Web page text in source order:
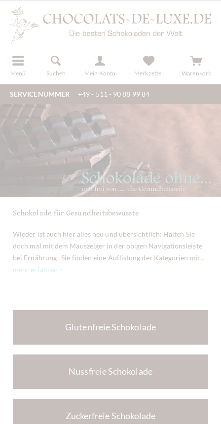
Menü Suchen Mein Konto
registrieren Merkzettel Warenkorb
SERVICENUMMER +49 - 511 - 90 88 99 84
Schokolade für Gesundheitsbewusste
Wieder ist auch hier alles neu und übersichtlich: Halten Sie
doch mal mit dem Mauszeiger in der obigen Navigationsleiste
bei Ernährung . Sie finden eine Auflistung der Kategorien mit...
mehr erfahren »
Glutenfreie Schokolade
Nussfreie Schokolade
Zuckerfreie Schokolade